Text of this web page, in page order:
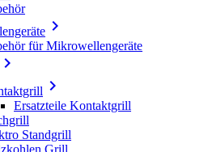

für Mikrowellengeräte


Ersatzteile Kontaktgrill
Standgrill
Grill